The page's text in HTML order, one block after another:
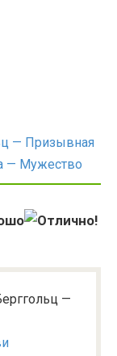
— Призывная
— Мужество
—